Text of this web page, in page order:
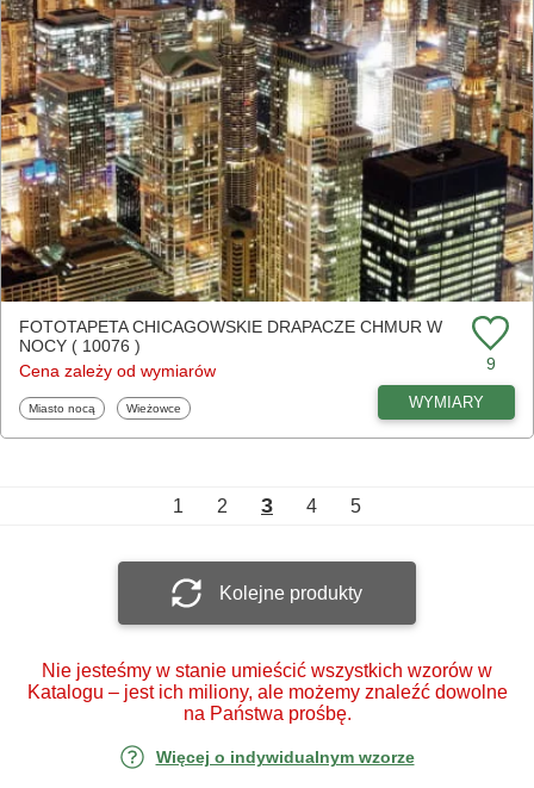
FOTOTAPETA CHICAGOWSKIE DRAPACZE CHMUR W
NOCY ( 10076 )
Cena zależy od wymiarów
9
Fototapety
Miasto nocą Fototapety
Wieżowce WYMIARY
1 2 3 4 5
Kolejne produkty
Nie jesteśmy w stanie umieścić wszystkich wzorów w
Katalogu – jest ich miliony, ale możemy znaleźć dowolne
na Państwa prośbę.
Więcej o indywidualnym wzorze